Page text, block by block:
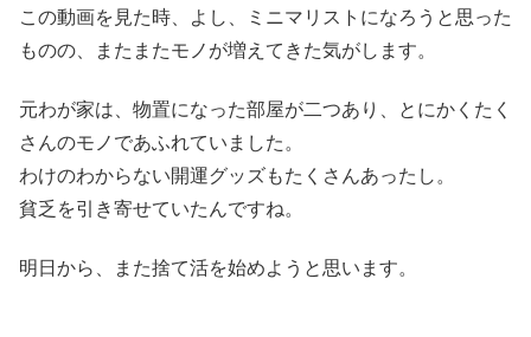
この動画を見た時、よし、ミニマリストになろうと思った
ものの、またまたモノが増えてきた気がします。
元わが家は、物置になった部屋が二つあり、とにかくたく
さんのモノであふれていました。
わけのわからない開運グッズもたくさんあったし。
貧乏を引き寄せていたんですね。
明日から、また捨て活を始めようと思います。